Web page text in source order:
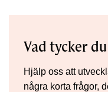
Vad tycker
Hjälp oss att
några korta frågor,